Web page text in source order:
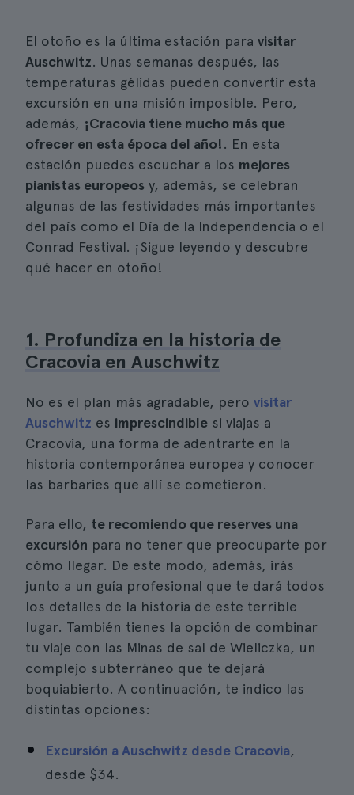
El otoño es la última estación para visitar
Auschwitz. Unas semanas después, las
temperaturas gélidas pueden convertir esta
excursión en una misión imposible. Pero,
además, ¡Cracovia tiene mucho más que
ofrecer en esta época del año!. En esta
estación puedes escuchar a los mejores
pianistas europeos y, además, se celebran
algunas de las festividades más importantes
del país como el Día de la Independencia o el
Conrad Festival. ¡Sigue leyendo y descubre
qué hacer en otoño!
1. Profundiza en la historia de
Cracovia en Auschwitz
No es el plan más agradable, pero visitar
Auschwitz es imprescindible si viajas a
Cracovia, una forma de adentrarte en la
historia contemporánea europea y conocer
las barbaries que allí se cometieron.
Para ello, te recomiendo que reserves una
excursión para no tener que preocuparte por
cómo llegar. De este modo, además, irás
junto a un guía profesional que te dará todos
los detalles de la historia de este terrible
lugar. También tienes la opción de combinar
tu viaje con las Minas de sal de Wieliczka, un
complejo subterráneo que te dejará
boquiabierto. A continuación, te indico las
distintas opciones:
Excursión a Auschwitz desde Cracovia,
desde $34.